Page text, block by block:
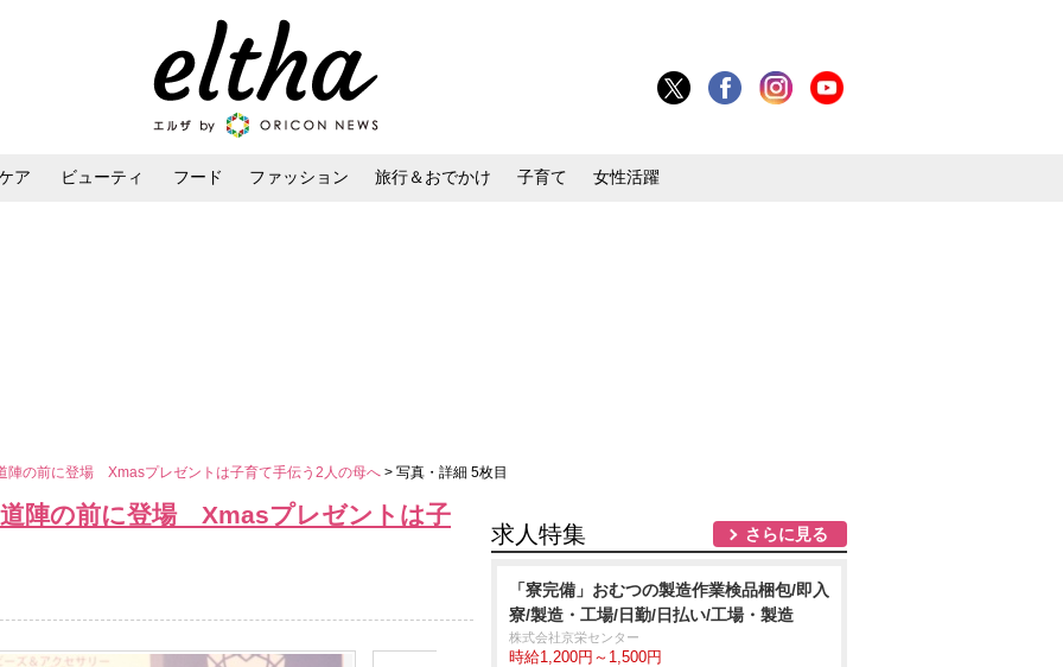
ア ビューティ フード ファッション 旅行＆おでかけ 子育て 女性活躍
陣の前に登場 Xmasプレゼントは子育て手伝う2人の母へ > 写真・詳細 5枚目
陣の前に登場 Xmasプレゼントは子
求人特集 さらに見る
「寮完備」おむつの製造作業検品梱包/即入
寮/製造・工場/日勤/日払い/工場・製造
株式会社京栄センター
時給1,200円～1,500円